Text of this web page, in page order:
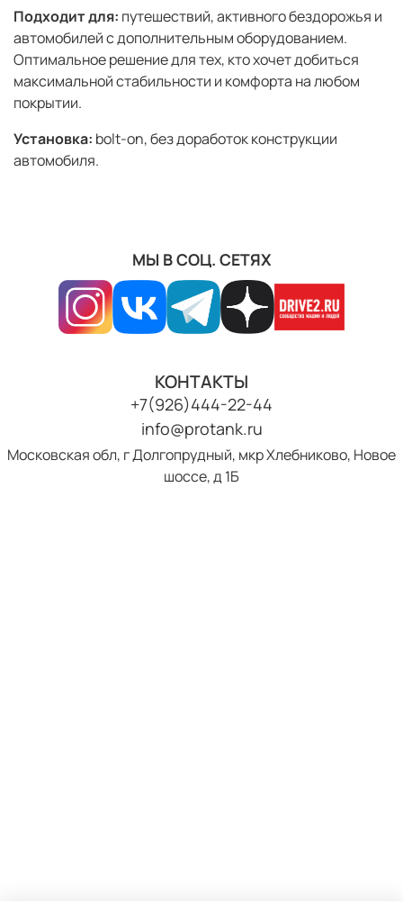
Подходит для: путешествий, активного бездорожья и
автомобилей с дополнительным оборудованием.
Оптимальное решение для тех, кто хочет добиться
максимальной стабильности и комфорта на любом
покрытии.
Установка: bolt-on, без доработок конструкции
автомобиля.
МЫ В СОЦ. СЕТЯХ
КОНТАКТЫ
+7(926)444-22-44
info@protank.ru
Московская обл, г Долгопрудный, мкр Хлебниково, Новое
шоссе, д 1Б